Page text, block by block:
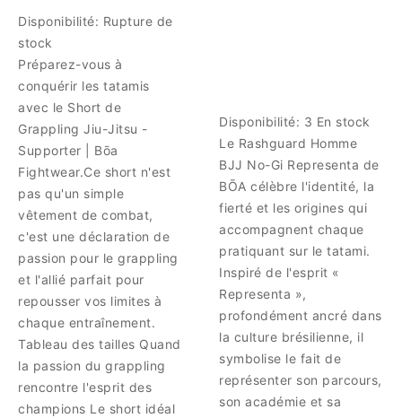
Disponibilité: Rupture de
stock
Préparez-vous à
conquérir les tatamis
avec le Short de
Grappling Jiu-Jitsu -
Supporter | Bōa
Fightwear.Ce short n'est
pas qu'un simple
vêtement de combat,
c'est une déclaration de
passion pour le grappling
et l'allié parfait pour
repousser vos limites à
chaque entraînement.
Tableau des tailles Quand
la passion du grappling
rencontre l'esprit des
champions Le short idéal
Disponibilité: 3 En stock
Le Rashguard Homme
BJJ No-Gi Representa de
BŌA célèbre l'identité, la
fierté et les origines qui
accompagnent chaque
pratiquant sur le tatami.
Inspiré de l'esprit «
Representa »,
profondément ancré dans
la culture brésilienne, il
symbolise le fait de
représenter son parcours,
son académie et sa